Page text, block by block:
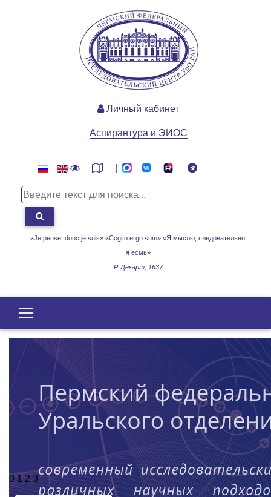
«Je pense, donc je suis» «Cogito ergo sum» «Я мыслю, следовательно,
я есмь»
Р. Декарт, 1637
Личный кабинет
Аспирантура и ЭИОС
0123